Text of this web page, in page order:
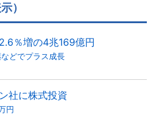
）
％増の4兆169億円
どでプラス成長
社に株式投資
円